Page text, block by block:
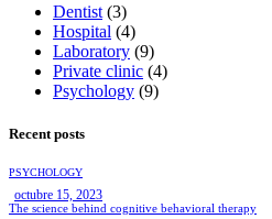
Dentist (3)
Hospital (4)
Laboratory (9)
Private clinic (4)
Psychology (9)
Recent posts
PSYCHOLOGY
octubre 15, 2023
The science behind cognitive behavioral therapy